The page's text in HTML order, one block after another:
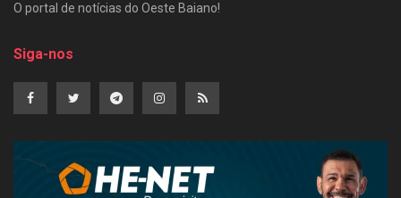
O portal de notícias do Oeste Baiano!
Siga-nos